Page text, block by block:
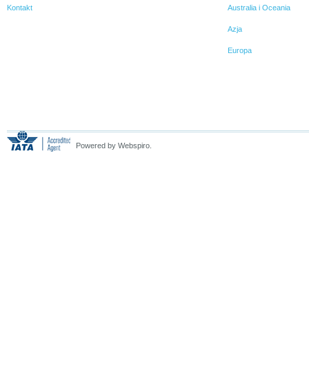
Kontakt Australia i Oceania
Azja
Europa
Powered by Webspiro.